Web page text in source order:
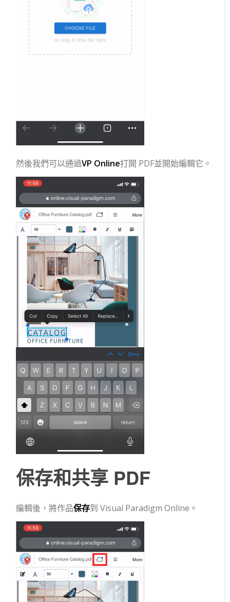
然後我們可以通過VP Online打開 PDF並開始編輯它。
保存和共享 PDF
編輯後，將作品保存到 Visual Paradigm Online。